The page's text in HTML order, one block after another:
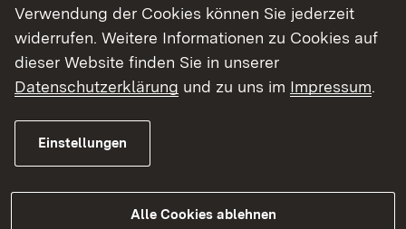
Die B 27 beginnt an der Staatsgrenze
Deutschland-Schweiz mit dem Anschluss an die
Kantonalstraße 4 und führt im Planbereich über
deutsches Gebiet bis zur Staatsgrenze
südwestlich von Neuhausen (CH). Die Straße
stellt für die Schweiz eine wichtige
Transitverbindung dar. Daraus resultiert eine hohe
Verkehrsbelastung der Ortsdurchfahrt. Die
angeschlossene L 163 verbindet die B 27 mit dem
Verwendung der Cookies können Sie jederzeit
widerrufen. Weitere Informationen zu Cookies auf
dieser Website finden Sie in unserer
Datenschutzerklärung und zu uns im Impressum.
Einstellungen
Alle Cookies ablehnen